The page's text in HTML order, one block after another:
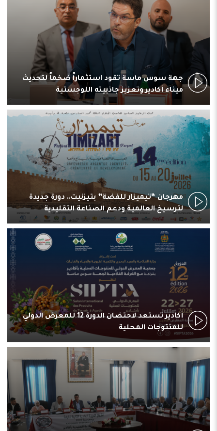
جهة سوس ماسة تقود استثماراً ضخماً لتحديث
ميناء أكادير وتعزيز جاذبيته اللوجستية
مهرجان “تيميزار للفضة” بتيزنيت.. دورة جديدة
لترسيخ العالمية ودعم الصناعة التقليدية
أكادير تستعد لاحتضان الدورة 12 للمعرض الدولي
للمنتوجات المحلية